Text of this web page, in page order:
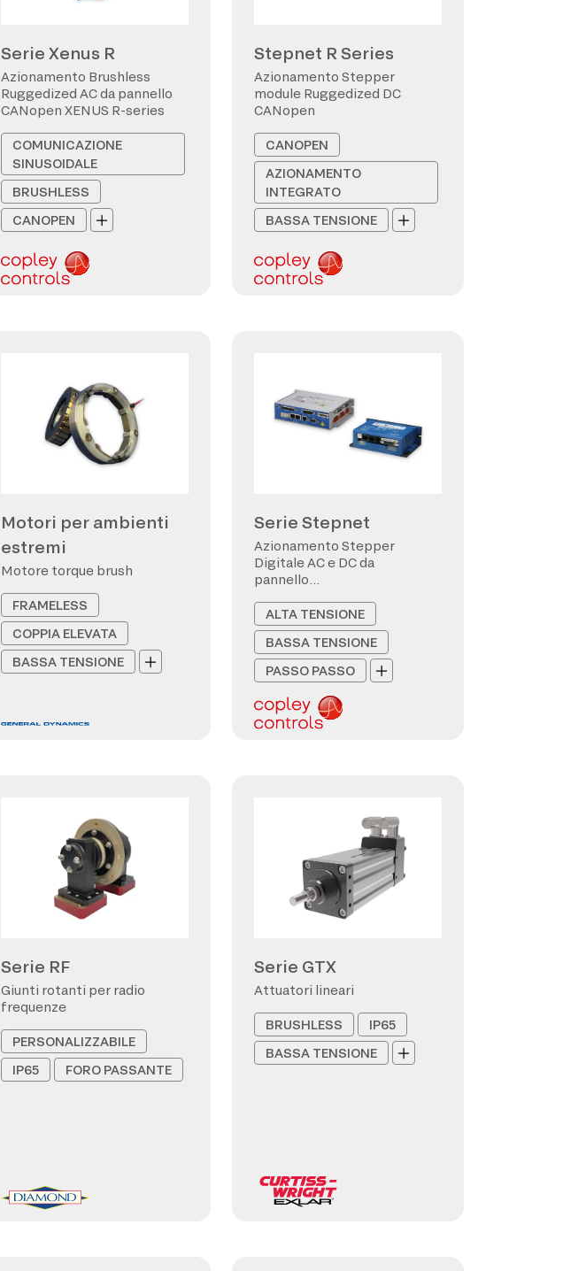
Serie Xenus R
Azionamento Brushless
Ruggedized AC da pannello
CANopen XENUS R-series
COMUNICAZIONE
SINUSOIDALE
BRUSHLESS
CANOPEN
Stepnet R Series
Azionamento Stepper
module Ruggedized DC
CANopen
CANOPEN
AZIONAMENTO
INTEGRATO
BASSA TENSIONE
Motori per ambienti
estremi
Motore torque brush
FRAMELESS
COPPIA ELEVATA
BASSA TENSIONE
Serie Stepnet
Azionamento Stepper
Digitale AC e DC da
pannello
ALTA TENSIONE
BASSA TENSIONE
PASSO PASSO
Serie RF
Giunti rotanti per radio
frequenze
PERSONALIZZABILE
IP65
FORO PASSANTE
Serie GTX
Attuatori lineari
BRUSHLESS
IP65
BASSA TENSIONE